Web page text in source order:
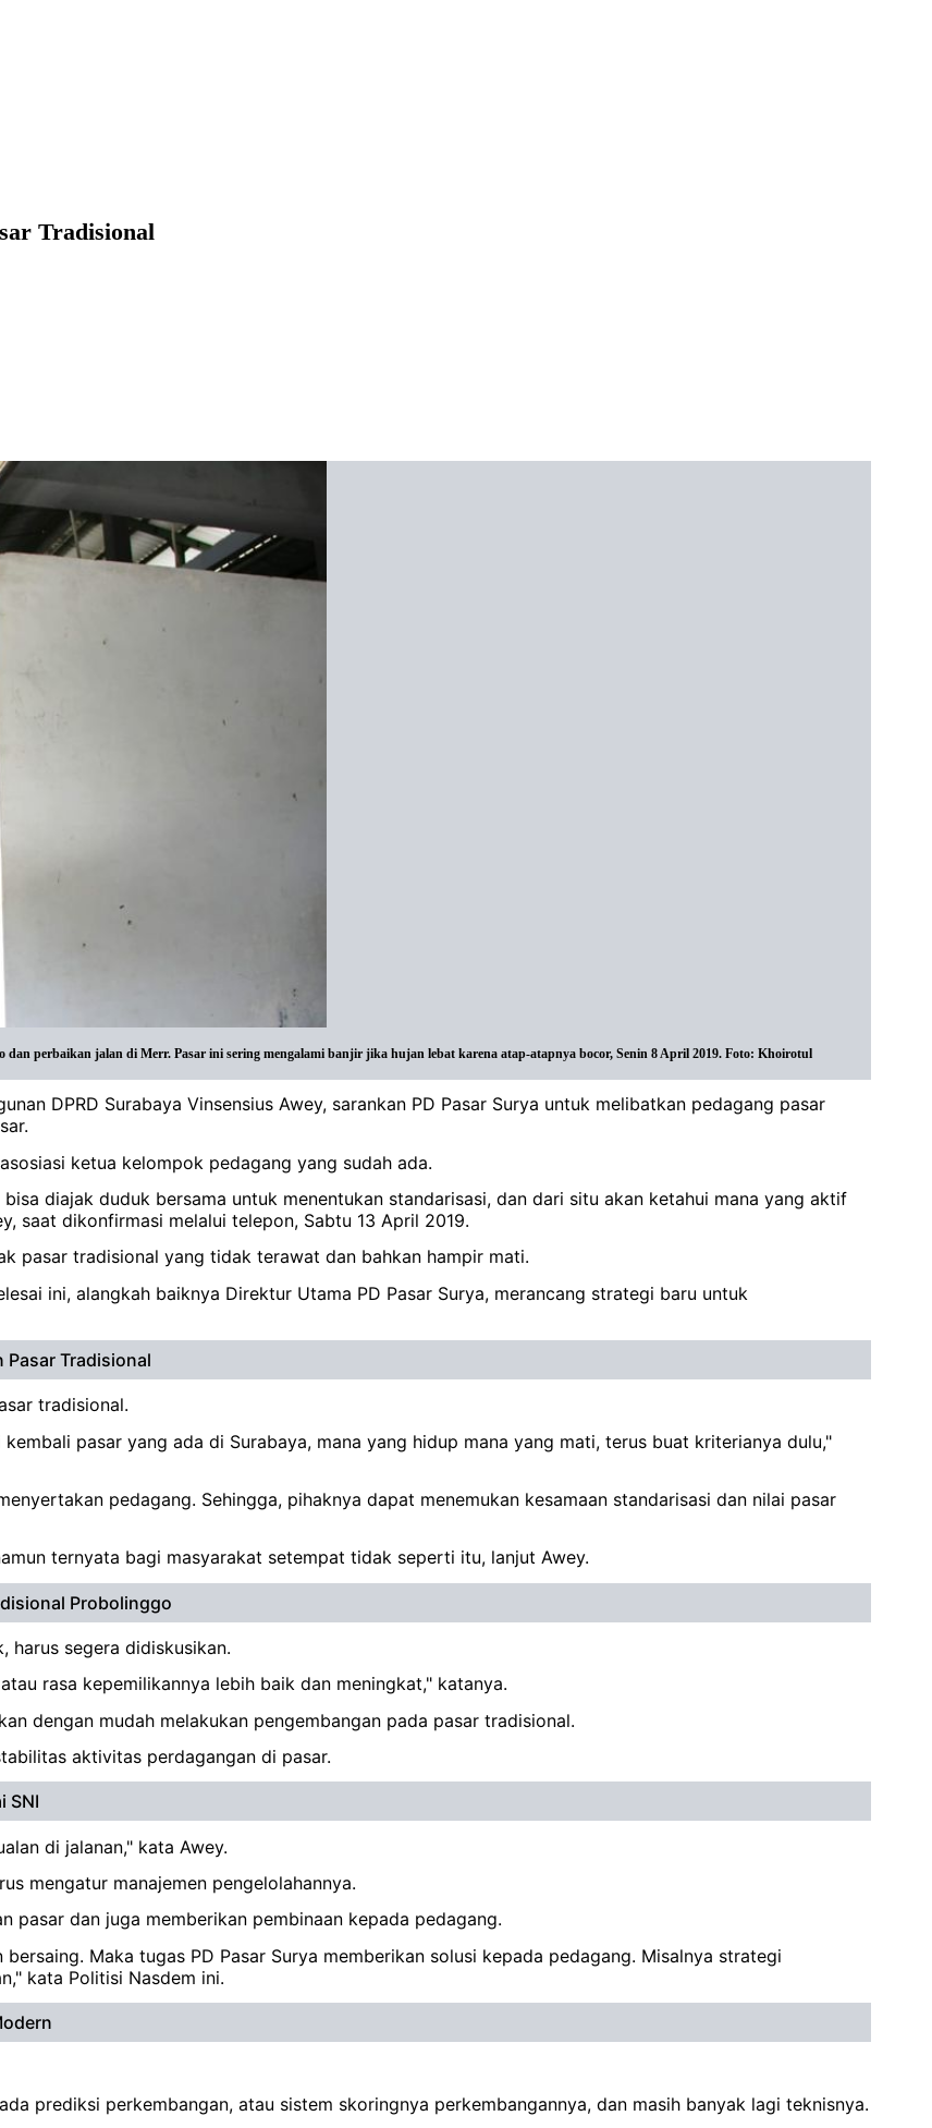
Tradisional
perbaikan jalan di Merr. Pasar ini sering mengalami banjir jika hujan lebat karena atap-atapnya bocor, Senin 8 April 2019. Foto: Khoirotul
DPRD Surabaya Vinsensius Awey, sarankan PD Pasar Surya untuk melibatkan pedagang pasar
ketua kelompok pedagang yang sudah ada.
diajak duduk bersama untuk menentukan standarisasi, dan dari situ akan ketahui mana yang aktif
saat dikonfirmasi melalui telepon, Sabtu 13 April 2019.
pasar tradisional yang tidak terawat dan bahkan hampir mati.
ini, alangkah baiknya Direktur Utama PD Pasar Surya, merancang strategi baru untuk
Pasar Tradisional
tradisional.
pasar yang ada di Surabaya, mana yang hidup mana yang mati, terus buat kriterianya dulu,"
pedagang. Sehingga, pihaknya dapat menemukan kesamaan standarisasi dan nilai pasar
ternyata bagi masyarakat setempat tidak seperti itu, lanjut Awey.
Probolinggo
harus segera didiskusikan.
rasa kepemilikannya lebih baik dan meningkat," katanya.
dengan mudah melakukan pengembangan pada pasar tradisional.
aktivitas perdagangan di pasar.
SNI
di jalanan," kata Awey.
mengatur manajemen pengelolahannya.
pasar dan juga memberikan pembinaan kepada pedagang.
Maka tugas PD Pasar Surya memberikan solusi kepada pedagang. Misalnya strategi
kata Politisi Nasdem ini.
prediksi perkembangan, atau sistem skoringnya perkembangannya, dan masih banyak lagi teknisnya.